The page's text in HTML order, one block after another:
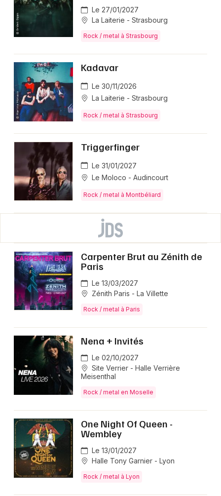
Le 27/01/2027
La Laiterie - Strasbourg
Rock / metal à Strasbourg
Kadavar
Le 30/11/2026
La Laiterie - Strasbourg
Rock / metal à Strasbourg
Triggerfinger
Le 31/01/2027
Le Moloco - Audincourt
Rock / metal à Montbéliard
Carpenter Brut au Zénith de
Paris
Le 13/03/2027
Zénith Paris - La Villette
Rock / metal à Paris
Nena + Invités
Le 02/10/2027
Site Verrier - Halle Verrière
Meisenthal
Rock / metal en Moselle
One Night Of Queen -
Wembley
Le 13/01/2027
Halle Tony Garnier - Lyon
Rock / metal à Lyon